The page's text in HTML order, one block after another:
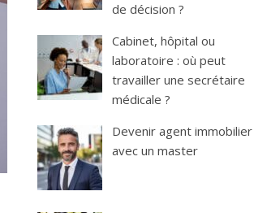
de décision ?
Cabinet, hôpital ou
laboratoire : où peut
travailler une secrétaire
médicale ?
Devenir agent immobilier
avec un master